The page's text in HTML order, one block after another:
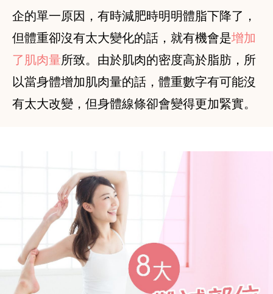
企的單一原因，有時減肥時明明體脂下降了，
但體重卻沒有太大變化的話，就有機會是增加
了肌肉量所致。由於肌肉的密度高於脂肪，所
以當身體增加肌肉量的話，體重數字有可能沒